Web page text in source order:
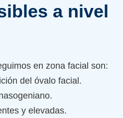
a nivel
en zona facial son:
del óvalo facial.
y elevadas.